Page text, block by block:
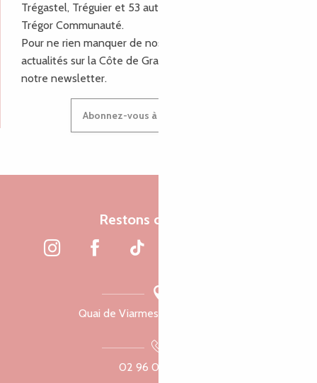
Trégastel, Tréguier et 53 autres communes de Lannion-
Trégor Communauté.
Pour ne rien manquer de nos bons plans et nos
actualités sur la Côte de Granit Rose, inscrivez-vous à
notre newsletter.
Abonnez-vous à notre newsletter
Restons connectés
Quai de Viarmes, 22300 Lannion
02 96 05 60 70